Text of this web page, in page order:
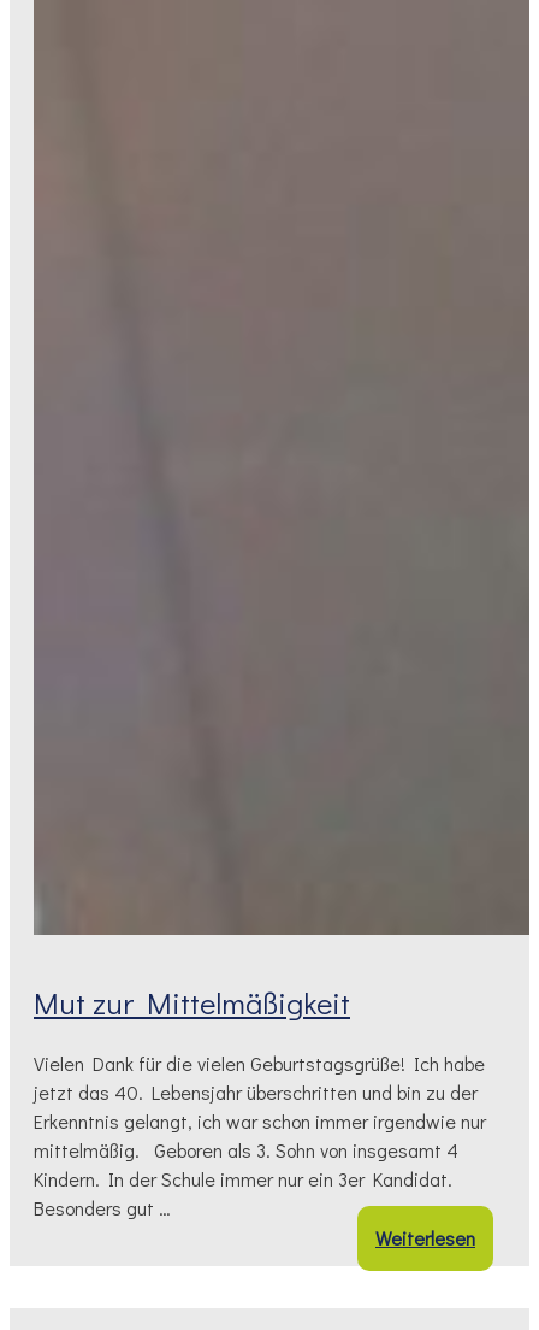
Mut zur Mittelmäßigkeit
Vielen Dank für die vielen Geburtstagsgrüße! Ich habe
jetzt das 40. Lebensjahr überschritten und bin zu der
Erkenntnis gelangt, ich war schon immer irgendwie nur
mittelmäßig. Geboren als 3. Sohn von insgesamt 4
Kindern. In der Schule immer nur ein 3er Kandidat.
Besonders gut …
Weiterlesen